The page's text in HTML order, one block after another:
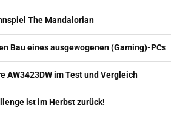
The Mandalorian
Bau eines ausgewogenen (Gaming)-PCs
AW3423DW im Test und Vergleich
ist im Herbst zurück!